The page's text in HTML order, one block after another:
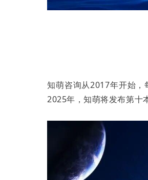
知萌咨询从2017年开始，
2025年，知萌将发布第十